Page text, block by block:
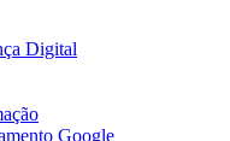
Digital
Google